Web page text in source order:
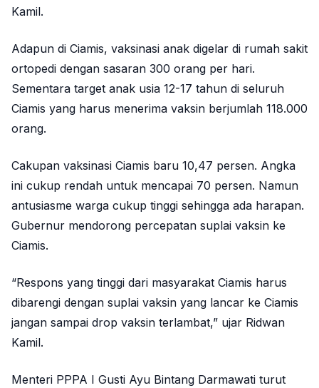
Kamil.
Adapun di Ciamis, vaksinasi anak digelar di rumah sakit
ortopedi dengan sasaran 300 orang per hari.
Sementara target anak usia 12-17 tahun di seluruh
Ciamis yang harus menerima vaksin berjumlah 118.000
orang.
Cakupan vaksinasi Ciamis baru 10,47 persen. Angka
ini cukup rendah untuk mencapai 70 persen. Namun
antusiasme warga cukup tinggi sehingga ada harapan.
Gubernur mendorong percepatan suplai vaksin ke
Ciamis.
“Respons yang tinggi dari masyarakat Ciamis harus
dibarengi dengan suplai vaksin yang lancar ke Ciamis
jangan sampai drop vaksin terlambat,” ujar Ridwan
Kamil.
Menteri PPPA I Gusti Ayu Bintang Darmawati turut